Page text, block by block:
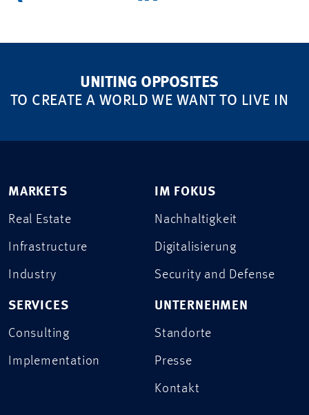
UNITING OPPOSITES
TO CREATE A WORLD WE WANT TO LIVE IN
MARKETS
Real Estate
Infrastructure
Industry
SERVICES
Consulting
Implementation
IM FOKUS
Nachhaltigkeit
Digitalisierung
Security and Defense
UNTERNEHMEN
Standorte
Presse
Kontakt